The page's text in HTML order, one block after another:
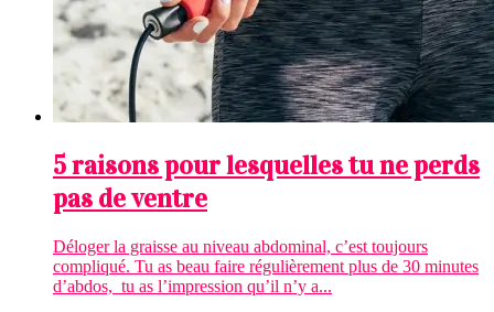
5 raisons pour lesquelles tu ne perds
pas de ventre
Déloger la graisse au niveau abdominal, c’est toujours
compliqué. Tu as beau faire régulièrement plus de 30 minutes
d’abdos, tu as l’impression qu’il n’y a...